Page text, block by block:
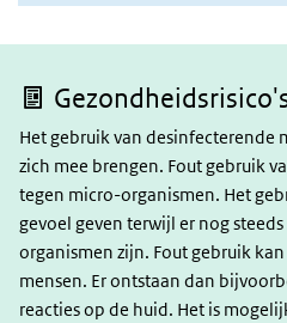
Het gebruik van desinfecterende
zich mee brengen. Fout gebruik
tegen micro-organismen. Het
gevoel geven terwijl er nog
organismen zijn. Fout gebruik
mensen. Er ontstaan dan
reacties op de huid. Het is